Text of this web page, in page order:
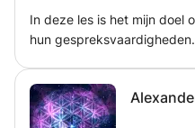
In deze les is het mijn doel
hun
systeem bestaat uit:
door middel van klassikale